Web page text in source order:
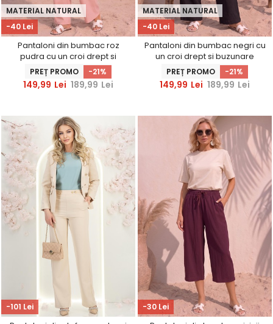
-40 Lei
MATERIAL NATURAL
Pantaloni din bumbac roz
pudra cu un croi drept si
buzunare laterale
PREȚ PROMO -21%
149,99 Lei 189,99 Lei
-40 Lei
MATERIAL NATURAL
Pantaloni din bumbac negri cu
un croi drept si buzunare
laterale
PREȚ PROMO -21%
149,99 Lei 189,99 Lei
-101 Lei -30 Lei